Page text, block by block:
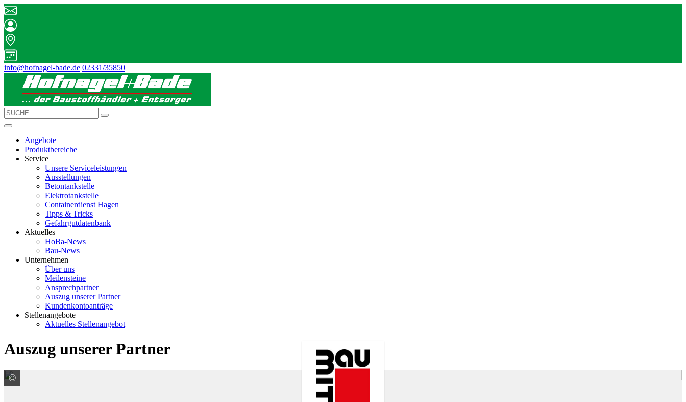
info@hofnagel-bade.de 02331/35850
Angebote
Produktbereiche
Service
Unsere Serviceleistungen
Ausstellungen
Betontankstelle
Elektrotankstelle
Containerdienst Hagen
Tipps & Tricks
Gefahrgutdatenbank
Aktuelles
HoBa-News
Bau-News
Unternehmen
Über uns
Meilensteine
Ansprechpartner
Auszug unserer Partner
Kundenkontoanträge
Stellenangebote
Aktuelles Stellenangebot
Auszug unserer Partner
© Baumit GmbH